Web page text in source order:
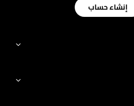
إنشاء حساب